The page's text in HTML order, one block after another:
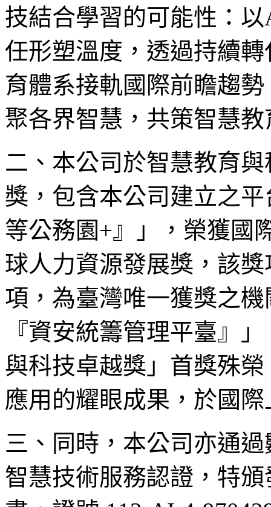
技結合學習的可能性：
任形塑溫度，透過持續
育體系接軌國際前瞻趨
聚各界智慧，共策智慧
二、本公司於智慧教育
獎，包含本公司建立之
等公務園+』」，榮獲國
球人力資源發展獎，該
項，為臺灣唯一獲獎之
『資安統籌管理平臺』
與科技卓越獎」首獎殊
應用的耀眼成果，於國
三、同時，本公司亦通
智慧技術服務認證，特